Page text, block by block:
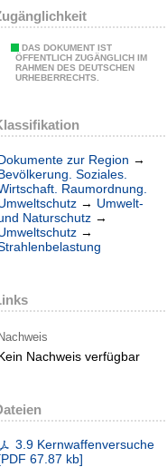
DAS DOKUMENT IST
ÖFFENTLICH ZUGÄNGLICH IM
RAHMEN DES DEUTSCHEN
URHEBERRECHTS.
zur Region →
Soziales.
Raumordnung.
→ Umwelt-
Naturschutz →
→
Nachweis
Nachweis verfügbar
3.9 Kernwaffenversuche
PDF 67.87 kb]